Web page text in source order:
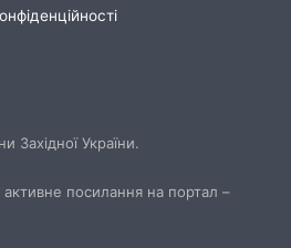
Західної України.
активне посилання на портал –